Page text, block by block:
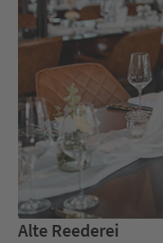
Alte Reederei